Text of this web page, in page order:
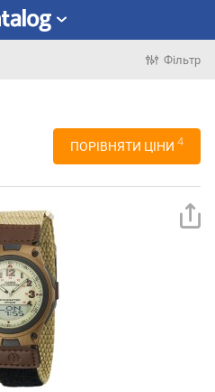
Фільтр
ПОРІВНЯТИ ЦІНИ 4